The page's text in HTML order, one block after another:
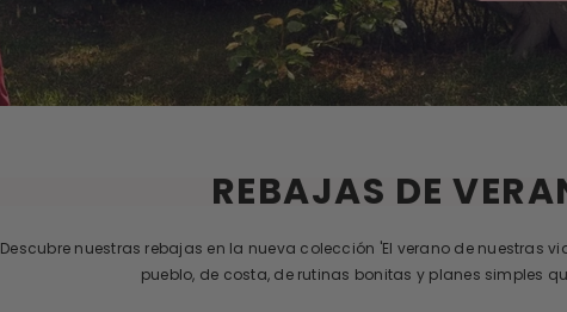
REBAJAS DE
Descubre nuestras rebajas en la nueva colección 'El verano de nuestras
pueblo, de costa, de rutinas bonitas y planes simples